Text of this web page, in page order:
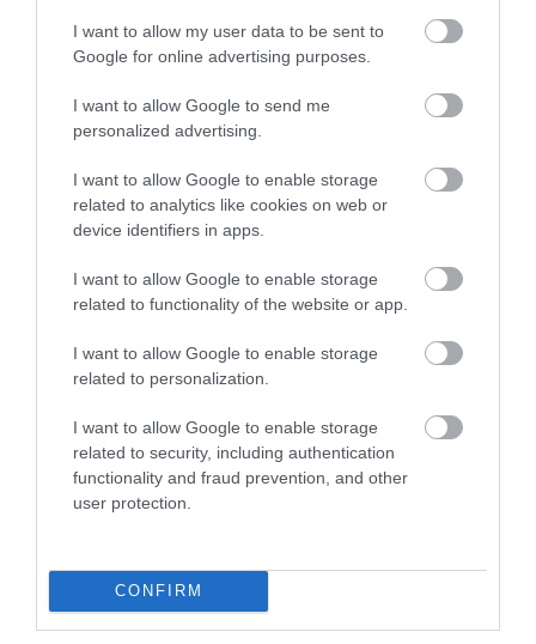
I want to allow my user data to be sent to
Google for online advertising purposes.
I want to allow Google to send me
personalized advertising.
I want to allow Google to enable storage
related to analytics like cookies on web or
device identifiers in apps.
I want to allow Google to enable storage
related to functionality of the website or app.
I want to allow Google to enable storage
related to personalization.
I want to allow Google to enable storage
related to security, including authentication
functionality and fraud prevention, and other
user protection.
CONFIRM
Ma vennél eurót a pénzváltóknál a nyaralásra? Így